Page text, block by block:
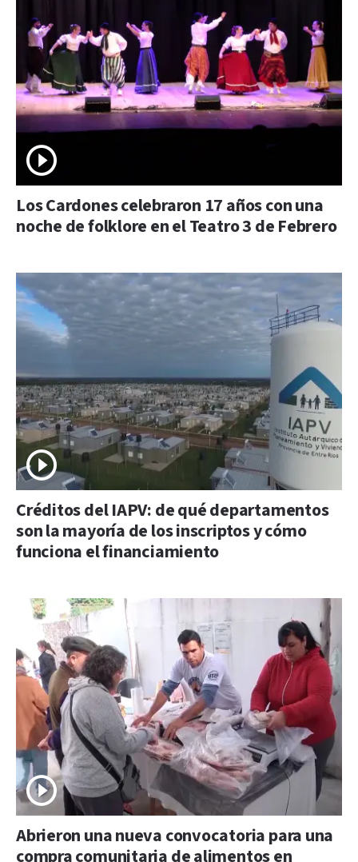
Los Cardones celebraron 17 años con una
noche de folklore en el Teatro 3 de Febrero
Créditos del IAPV: de qué departamentos
son la mayoría de los inscriptos y cómo
funciona el financiamiento
Abrieron una nueva convocatoria para una
compra comunitaria de alimentos en